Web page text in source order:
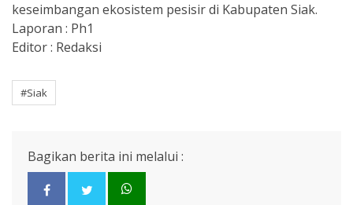
keseimbangan ekosistem pesisir di Kabupaten Siak.
Laporan : Ph1
Editor : Redaksi
#Siak
Bagikan berita ini melalui :